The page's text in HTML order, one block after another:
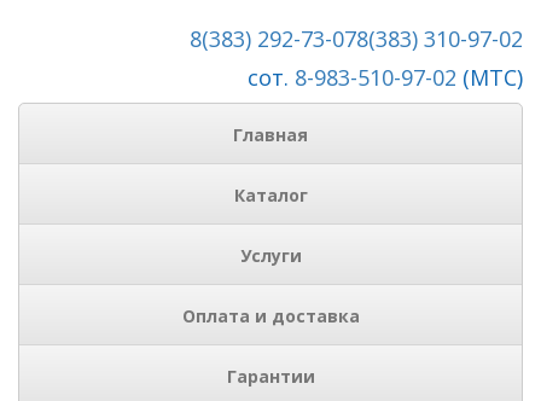
8(383) 310-97-02
8(383) 292-73-07
сот. 8-983-510-97-02 (МТС)
Главная
Каталог
Услуги
Оплата и доставка
Гарантии